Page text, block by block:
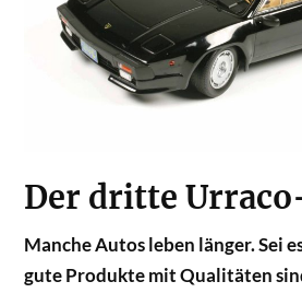
Der dritte
Manche Autos leben länger. Sei
gute Produkte mit Qualitäten